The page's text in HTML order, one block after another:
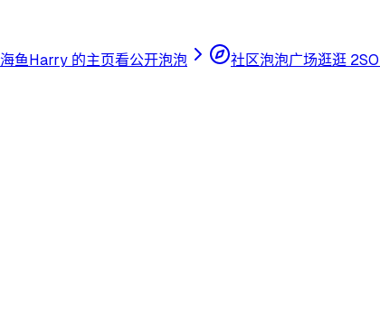
海鱼Harry 的主页看公开泡泡 社区泡泡广场逛逛